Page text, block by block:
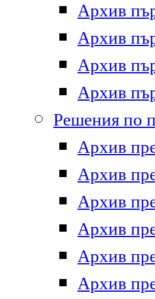
Архив
Архив
Архив
Архив
Решения по
Архив
Архив
Архив
Архив
Архив
Архив